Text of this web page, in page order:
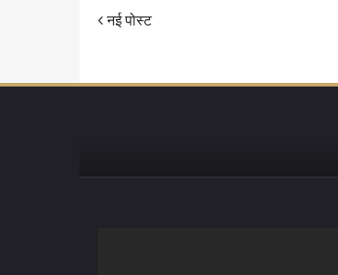
नई पोस्ट